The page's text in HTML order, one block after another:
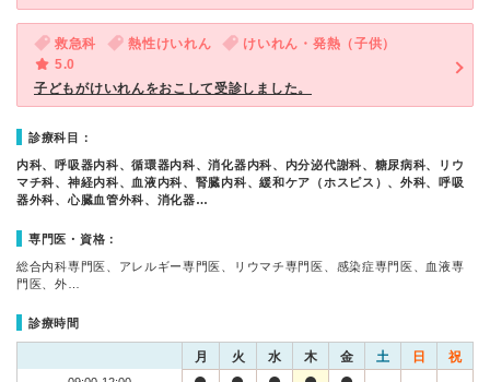
救急科 熱性けいれん
けいれん・発熱（子供）
5.0
子どもがけいれんをおこして受診しました。
診療科目：
内科、呼吸器内科、循環器内科、消化器内科、内分泌代謝科、糖尿病科、リウ
マチ科、神経内科、血液内科、腎臓内科、緩和ケア（ホスピス）、外科、呼吸
器外科、心臓血管外科、消化器…
専門医・資格：
総合内科専門医、アレルギー専門医、リウマチ専門医、感染症専門医、血液専
門医、外…
診療時間
月 火 水 木 金 土 日 祝